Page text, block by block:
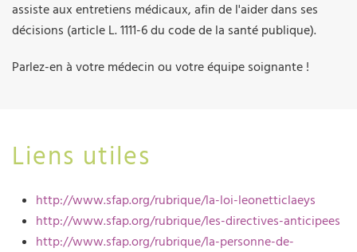
assiste aux entretiens médicaux, afin de l'aider dans ses
décisions (article L. 1111-6 du code de la santé publique).
Parlez-en à votre médecin ou votre équipe soignante !
Liens utiles
http://www.sfap.org/rubrique/la-loi-leonetticlaeys
http://www.sfap.org/rubrique/les-directives-anticipees
http://www.sfap.org/rubrique/la-personne-de-